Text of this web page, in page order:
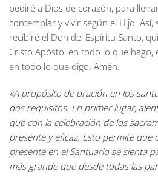
pediré a Dios de corazón, para
contemplar y vivir según el Hijo.
recibiré el Don del Espíritu Santo,
Cristo Apóstol en todo lo que
en todo lo que digo. Amén.
«A propósito de oración en los
dos requisitos. En primer lugar,
que con la celebración de los
presente y eficaz. Esto permite que
presente en el Santuario se sienta
más grande que desde todas las